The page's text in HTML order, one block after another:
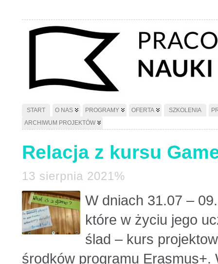
START O NAS PROGRAMY OFERTA SZKOLENIA
ARCHIWUM PROJEKTÓW
Relacja z kursu
13 sierpnia 2021%
W dniach 31.07 –
które w życiu jego
ślad – kurs
środków programu Erasmus+.